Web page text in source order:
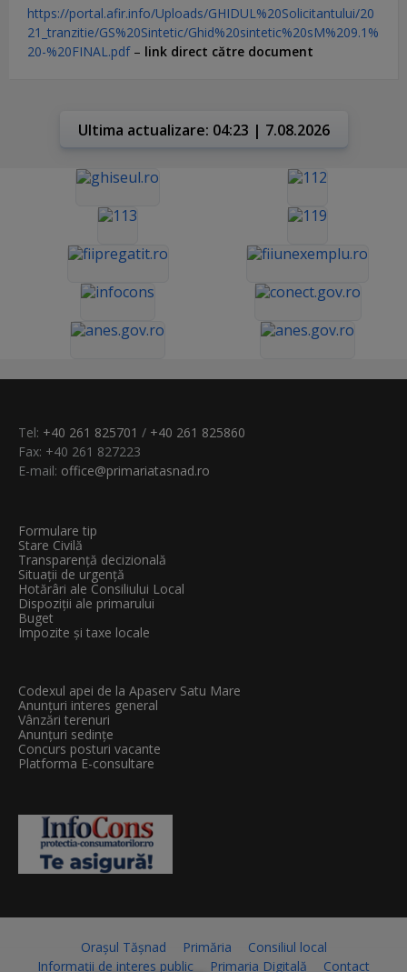
https://portal.afir.info/Uploads/GHIDUL%20Solicitantului/20
21_tranzitie/GS%20Sintetic/Ghid%20sintetic%20sM%209.1%
20-%20FINAL.pdf– link direct către document
Ultima actualizare: 04:23 | 7.08.2026
Tel: +40 261 825701 / +40 261 825860
Fax: +40 261 827223
E-mail: office@primariatasnad.ro
Formulare tip
Stare Civilă
Transparenţă decizională
Situații de urgență
Hotărâri ale Consiliului Local
Dispoziții ale primarului
Buget
Impozite și taxe locale
Codexul apei de la Apaserv Satu Mare
Anunțuri interes general
Vânzări terenuri
Anunțuri sedințe
Concurs posturi vacante
Platforma E-consultare
Orașul Tășnad Primăria
Consiliul local
Informații de interes public
Primaria Digitală Contact